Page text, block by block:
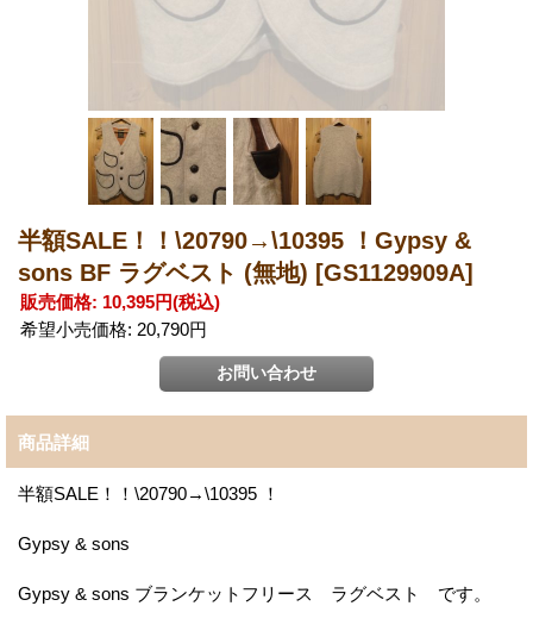
半額SALE！！\20790→\10395 ！Gypsy &
sons BF ラグベスト (無地) [GS1129909A]
販売価格: 10,395円(税込)
希望小売価格: 20,790円
商品詳細
半額SALE！！\20790→\10395 ！
Gypsy & sons
Gypsy & sons ブランケットフリース ラグベスト です。